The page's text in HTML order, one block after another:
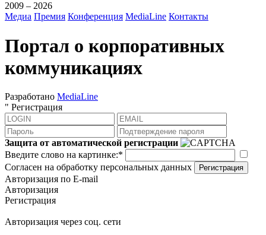
2009 – 2026
Медиа Премия Конференция MediaLine Контакты
Портал о корпоративных
коммуникациях
Разработано MediaLine
" Регистрация
Защита от автоматической регистрации
Введите слово на картинке:*
Согласен на обработку персональных данных
Регистрация
Авторизация по E-mail
Авторизация
Регистрация
Авторизация через соц. сети